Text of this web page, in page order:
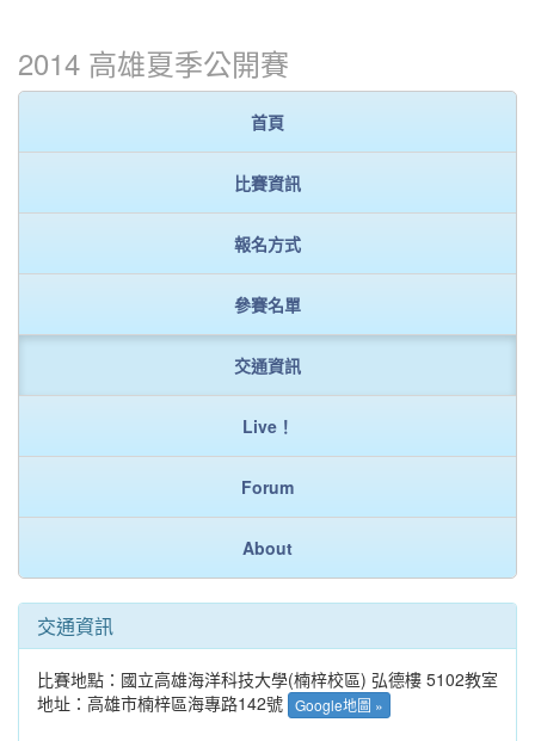
2014 高雄夏季公開賽
首頁
比賽資訊
報名方式
參賽名單
交通資訊
Live！
Forum
About
交通資訊
比賽地點：國立高雄海洋科技大學(楠梓校區) 弘德樓 5102教室
地址：高雄市楠梓區海專路142號 Google地圖 »